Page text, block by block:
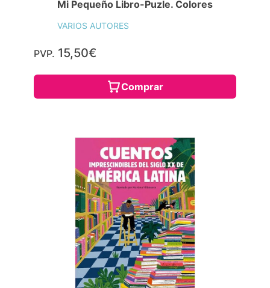
Mi Pequeño Libro-Puzle. Colores
VARIOS AUTORES
PVP. 15,50€
Comprar